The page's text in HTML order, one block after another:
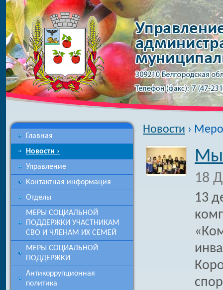
Главная
Новости ›
Управление
Контактная информация
Отделы
МЕРЫ СОЦИАЛЬНОЙ
ПОДДЕРЖКИ УЧАСТНИКАМ
СВО И ЧЛЕНАМ ИХ СЕМЕЙ
МЕРЫ СОЦИАЛЬНОЙ
ПОДДЕРЖКИ
Антикоррупционная
политика
Новости ›
Мы
18
13